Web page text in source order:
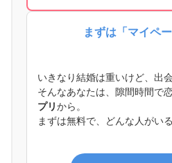
まずは「マイペ
いきなり結婚は重いけど、出
そんなあなたは、隙間時間で
プリから。
まずは無料で、どんな人がい